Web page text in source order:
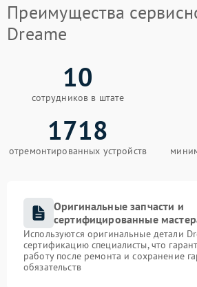
Преимущества
Dreame
10
сотрудников в штате
1718
отремонтированных устройств
Оригинальные запчасти и
сертифицированные
Используются оригинальные детали
сертификацию специалисты, что
работу после ремонта и сохранение
обязательств